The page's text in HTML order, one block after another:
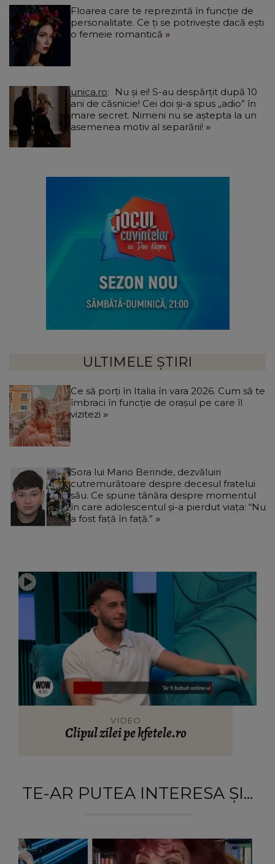
Floarea care te reprezintă în funcție de
personalitate. Ce ți se potrivește dacă ești
o femeie romantică
unica.ro
ani de căsnicie! Cei doi și-a spus „adio” în
mare secret. Nimeni nu se aștepta la un
asemenea motiv al separării!
ULTIMELE ȘTIRI
Ce să porți în Italia în vara 2026. Cum să te
îmbraci în funcție de orașul pe care îl
vizitezi
Sora lui Mario Berinde, dezvăluiri
cutremurătoare despre decesul fratelui
său. Ce spune tânăra despre momentul
în care adolescentul și-a pierdut viața: “Nu
a fost față în față.”
VIDEO
Clipul zilei pe kfetele.ro
TE-AR PUTEA INTERESA ȘI...